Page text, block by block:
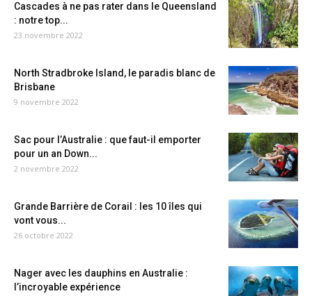
Cascades à ne pas rater dans le Queensland
: notre top...
23 novembre 2022
North Stradbroke Island, le paradis blanc de
Brisbane
9 novembre 2022
Sac pour l’Australie : que faut-il emporter
pour un an Down...
2 novembre 2022
Grande Barrière de Corail : les 10 îles qui
vont vous...
26 octobre 2022
Nager avec les dauphins en Australie :
l’incroyable expérience